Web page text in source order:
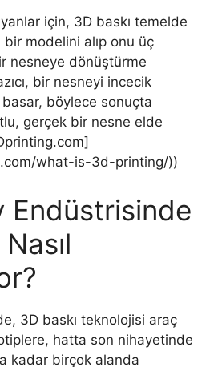
için, 3D baskı temelde
modelini alıp onu üç
nesneye dönüştürme
bir nesneyi incecik
böylece sonuçta
gerçek bir nesne elde
what-is-3d-printing/))
Endüstrisinde
3D baskı teknolojisi araç
hatta son nihayetinde
kadar birçok alanda